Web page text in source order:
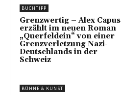
BUCHTIPP
Grenzwertig – Alex Capus
erzählt im neuen Roman
„Querfeldein“ von einer
Grenzverletzung Nazi-
Deutschlands in der
Schweiz
BÜHNE & KUNST